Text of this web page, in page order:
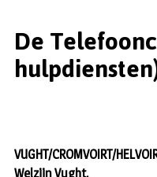
De
VUGHT/CROMVOIRT/
Welzijn Vught.